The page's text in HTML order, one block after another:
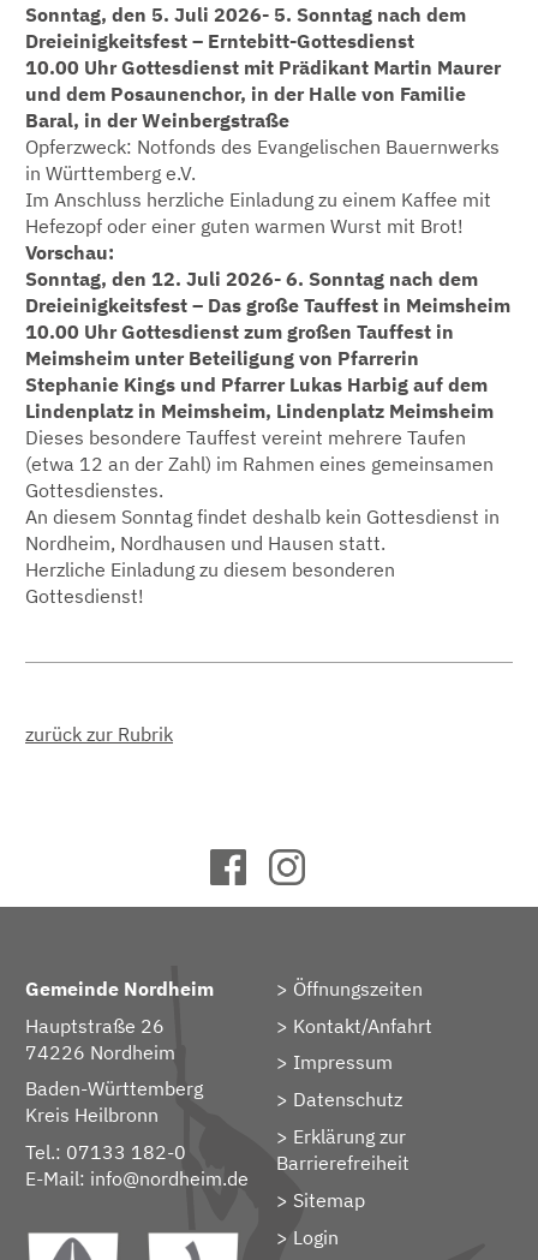
Sonntag, den 5. Juli 2026- 5. Sonntag nach dem
Dreieinigkeitsfest – Erntebitt-Gottesdienst
10.00 Uhr Gottesdienst mit Prädikant Martin Maurer
und dem Posaunenchor, in der Halle von Familie
Baral, in der Weinbergstraße
Opferzweck: Notfonds des Evangelischen Bauernwerks
in Württemberg e.V.
Im Anschluss herzliche Einladung zu einem Kaffee mit
Hefezopf oder einer guten warmen Wurst mit Brot!
Vorschau:
Sonntag, den 12. Juli 2026- 6. Sonntag nach dem
Dreieinigkeitsfest – Das große Tauffest in Meimsheim
10.00 Uhr Gottesdienst zum großen Tauffest in
Meimsheim unter Beteiligung von Pfarrerin
Stephanie Kings und Pfarrer Lukas Harbig auf dem
Lindenplatz in Meimsheim, Lindenplatz Meimsheim
Dieses besondere Tauffest vereint mehrere Taufen
(etwa 12 an der Zahl) im Rahmen eines gemeinsamen
Gottesdienstes.
An diesem Sonntag findet deshalb kein Gottesdienst in
Nordheim, Nordhausen und Hausen statt.
Herzliche Einladung zu diesem besonderen
Gottesdienst!
zurück zur Rubrik
Gemeinde Nordheim
Hauptstraße 26
74226 Nordheim
Baden-Württemberg
Kreis Heilbronn
Tel.: 07133 182-0
E-Mail: info@nordheim.de
Öffnungszeiten
Kontakt/Anfahrt
Impressum
Datenschutz
Erklärung zur
Barrierefreiheit
Sitemap
> Login